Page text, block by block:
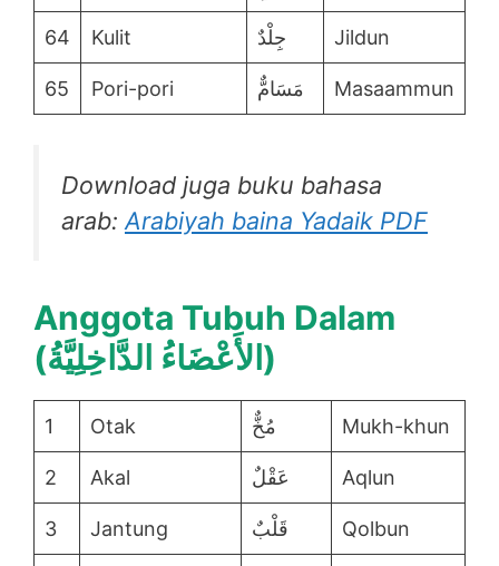
64 Kulit جِلْدٌ Jildun
65 Pori-pori مَسَامٌّ Masaammun
Download juga buku bahasa
arab:Arabiyah baina Yadaik PDF
Anggota Tubuh Dalam
(الأَعْضَاءُ الدَّاخِلِيَّةُ)
1 Otak مُخٌّ Mukh-khun
2 Akal عَقْلٌ Aqlun
3 Jantung قَلْبٌ Qolbun